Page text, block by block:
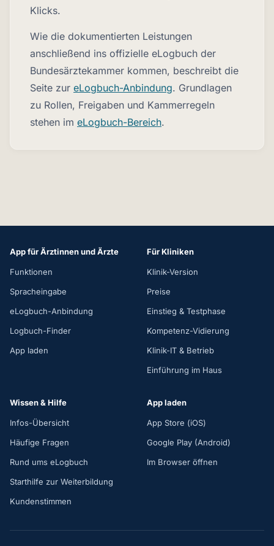
Klicks.
Wie die dokumentierten Leistungen
anschließend ins offizielle eLogbuch der
Bundesärztekammer kommen, beschreibt die
Seite zur eLogbuch-Anbindung. Grundlagen
zu Rollen, Freigaben und Kammerregeln
stehen im eLogbuch-Bereich.
App für Ärztinnen und Ärzte
Funktionen
Spracheingabe
eLogbuch-Anbindung
Logbuch-Finder
App laden
Für Kliniken
Klinik-Version
Preise
Einstieg & Testphase
Kompetenz-Vidierung
Klinik-IT & Betrieb
Einführung im Haus
Wissen & Hilfe
Infos-Übersicht
Häufige Fragen
Rund ums eLogbuch
Starthilfe zur Weiterbildung
Kundenstimmen
App laden
App Store (iOS)
Google Play (Android)
Im Browser öffnen